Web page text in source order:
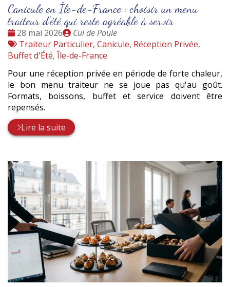
Canicule en Île-de-France : choisir un menu
traiteur d'été qui reste agréable à servir
Date
:
28 mai 2026
Publié
par
Cul de Poule
Tags
:
Traiteur Particulier, Canicule, Réception Privée,
Buffet d'Été, Île-de-France
Pour une réception privée en période de forte chaleur,
le bon menu traiteur ne se joue pas qu'au goût.
Formats, boissons, buffet et service doivent être
repensés.
Lire la suite